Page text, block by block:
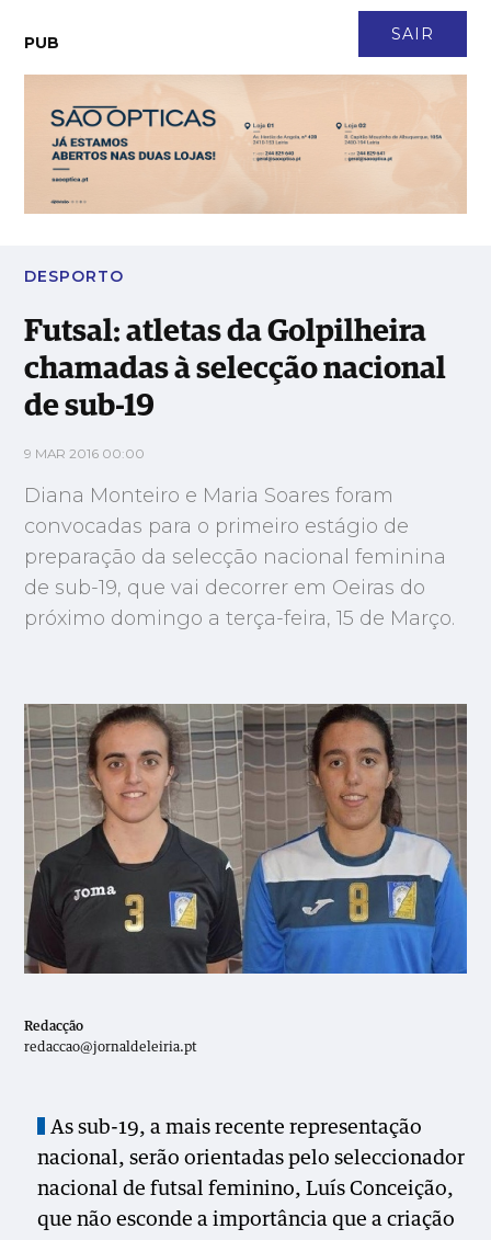
SAIR
PUB
Futsal: atletas da Golpilheira chamadas à selecção nacional de
sub-19
DESPORTO
Futsal: atletas da Golpilheira
chamadas à selecção nacional
de sub-19
9 MAR 2016 00:00
Diana Monteiro e Maria Soares foram
convocadas para o primeiro estágio de
preparação da selecção nacional feminina
de sub-19, que vai decorrer em Oeiras do
próximo domingo a terça-feira, 15 de Março.
Redacção
redaccao@jornaldeleiria.pt
As sub-19, a mais recente representação
nacional, serão orientadas pelo seleccionador
nacional de futsal feminino, Luís Conceição,
que não esconde a importância que a criação